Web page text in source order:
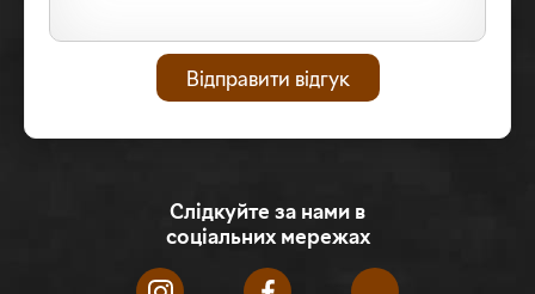
Слідкуйте за нами в
соціальних мережах